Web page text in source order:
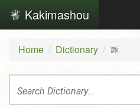
Kakimashou
Home Dictionary 諏